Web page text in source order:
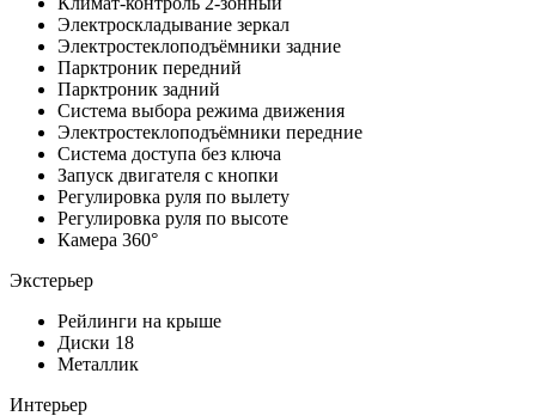
Электроскладывание зеркал
Электростеклоподъёмники задние
Парктроник передний
Парктроник задний
Система выбора режима движения
Электростеклоподъёмники передние
Система доступа без ключа
Запуск двигателя с кнопки
Регулировка руля по вылету
Регулировка руля по высоте
Камера 360°
Экстерьер
Рейлинги на крыше
Диски 18
Металлик
Интерьер